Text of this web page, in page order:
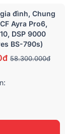
đình, Chung
Ayra Pro6,
DSP 9000
BS-790s)
58.300.000đ